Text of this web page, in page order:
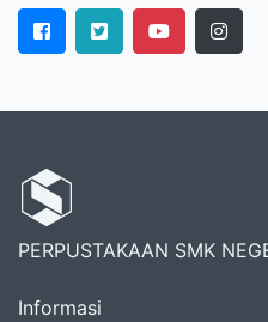
PERPUSTAKAAN SMK
Informasi